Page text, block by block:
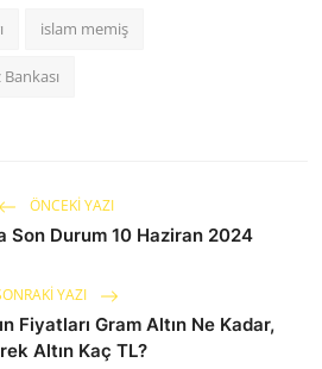
islam memiş
ÖNCEKI YAZI
Son Durum 10 Haziran 2024
YAZI
Fiyatları Gram Altın Ne Kadar,
Altın Kaç TL?